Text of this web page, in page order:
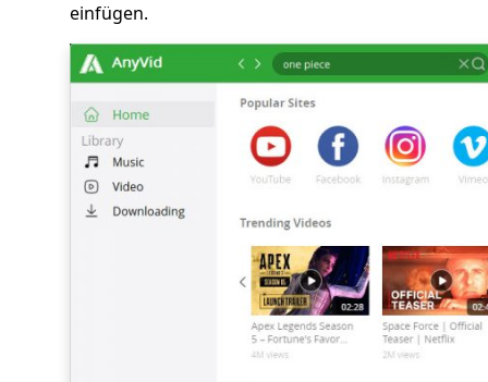
einfügen.